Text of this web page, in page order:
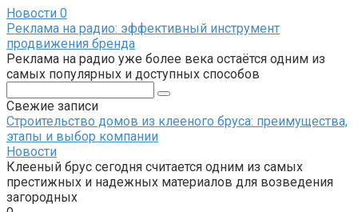
Новости 0
Реклама на радио: эффективный инструмент
продвижения бренда
Реклама на радио уже более века остаётся одним из
самых популярных и доступных способов
Свежие записи
Строительство домов из клееного бруса: преимущества,
этапы и выбор компании
Новости
Клееный брус сегодня считается одним из самых
престижных и надежных материалов для возведения
загородных